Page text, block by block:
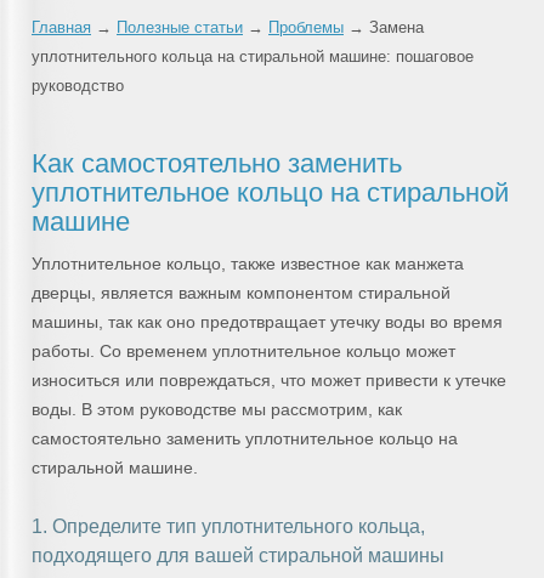
Главная → Полезные статьи → Проблемы → Замена
уплотнительного кольца на стиральной машине: пошаговое
руководство
Как самостоятельно заменить
уплотнительное кольцо на стиральной
машине
Уплотнительное кольцо, также известное как манжета
дверцы, является важным компонентом стиральной
машины, так как оно предотвращает утечку воды во время
работы. Со временем уплотнительное кольцо может
износиться или повреждаться, что может привести к утечке
воды. В этом руководстве мы рассмотрим, как
самостоятельно заменить уплотнительное кольцо на
стиральной машине.
1. Определите тип уплотнительного кольца,
подходящего для вашей стиральной машины